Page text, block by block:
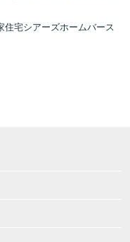
住宅シアーズホームバース